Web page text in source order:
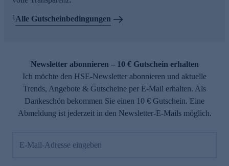
1 Alle Gutscheinbedingungen
Newsletter abonnieren – 10 € Gutschein erhalten
Ich möchte den HSE-Newsletter abonnieren und aktuelle
Trends, Angebote & Gutscheine per E-Mail erhalten. Als
Dankeschön bekommen Sie einen 10 € Gutschein. Eine
Abmeldung ist jederzeit in den Newsletter-E-Mails möglich.
E-Mail-Adresse eingeben